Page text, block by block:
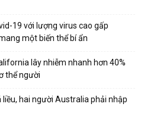
19 với lượng virus cao gấp
một biến thể bí ẩn
lây nhiễm nhanh hơn 40%
thể người
hai người Australia phải nhập